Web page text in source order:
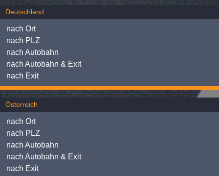
Deutschland
nach Ort
nach PLZ
nach Autobahn
nach Autobahn & Exit
nach Exit
Österreich
nach Ort
nach PLZ
nach Autobahn
nach Autobahn & Exit
nach Exit